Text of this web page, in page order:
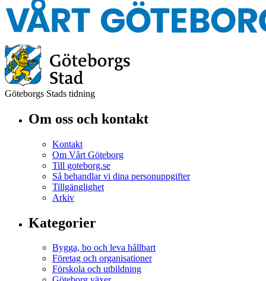
Göteborgs Stads tidning
Om oss och kontakt
Kontakt
Om Vårt Göteborg
Till goteborg.se
Så behandlar vi dina personuppgifter
Tillgänglighet
Arkiv
Kategorier
Bygga, bo och leva hållbart
Företag och organisationer
Förskola och utbildning